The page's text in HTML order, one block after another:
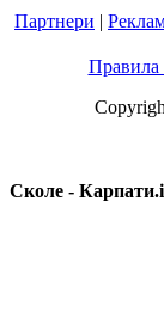
Партнери |
Правила
Сколе -